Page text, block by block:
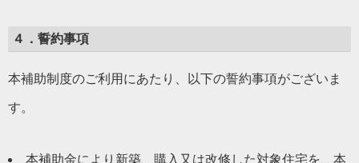
４．誓約事項
本補助制度のご利用にあたり、以下の誓約事項がございま
す。
本補助金により新築、購入又は改修した対象住宅を、本